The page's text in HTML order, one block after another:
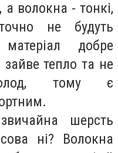
волокна - тонкі,
не будуть
добре
тепло та не
тому є
шерсть
ні? Волокна